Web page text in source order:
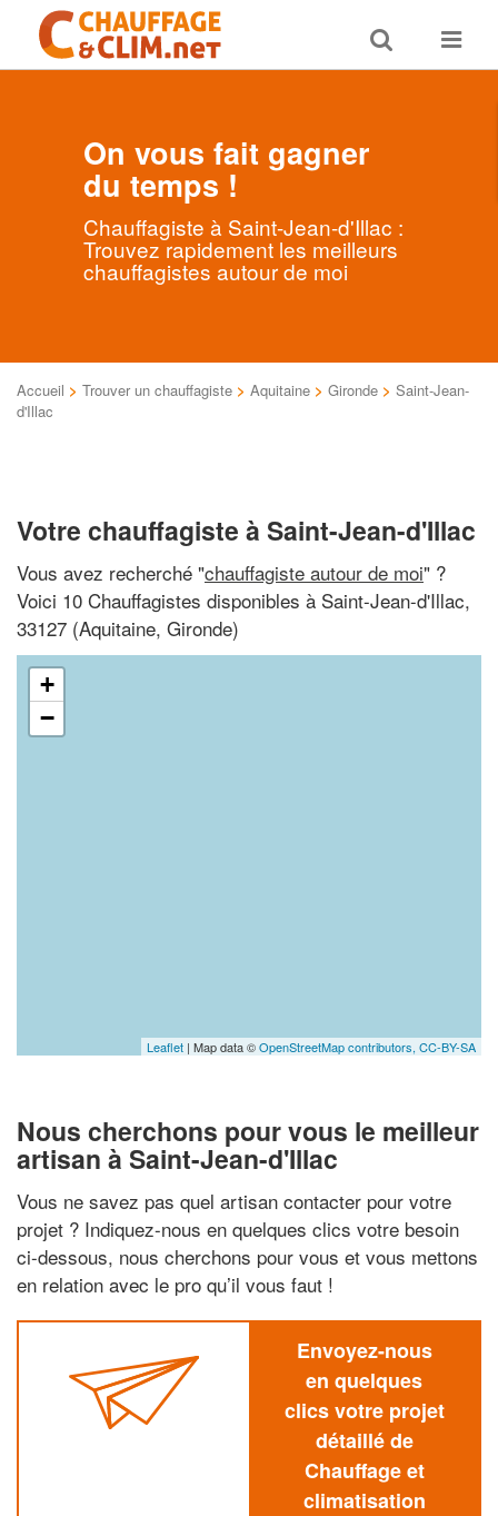
Toggle
search
Toggle
On vous fait gagner
du temps !
Chauffagiste à Saint-Jean-d'Illac :
Trouvez rapidement les meilleurs
chauffagistes autour de moi
Accueil > Trouver un chauffagiste > Aquitaine > Gironde > Saint-Jean-
d'Illac
Votre chauffagiste à Saint-Jean-d'Illac
Vous avez recherché "chauffagiste autour de moi" ?
Voici 10 Chauffagistes disponibles à Saint-Jean-d'Illac,
33127 (Aquitaine, Gironde)
+
−
Leaflet | Map data ©OpenStreetMap contributors, CC-BY-SA
Nous cherchons pour vous le meilleur
artisan à Saint-Jean-d'Illac
Vous ne savez pas quel artisan contacter pour votre
projet ? Indiquez-nous en quelques clics votre besoin
ci-dessous, nous cherchons pour vous et vous mettons
en relation avec le pro qu’il vous faut !
Envoyez-nous
en quelques
clics votre projet
détaillé de
Chauffage et
climatisation